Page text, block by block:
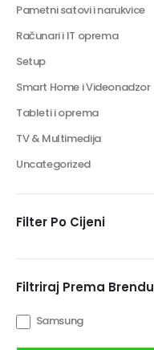
Pametni satovi i narukvice
Računari i IT oprema
Setup
Smart Home i Videonadzor
Tableti i oprema
TV & Multimedija
Uncategorized
Filter Po Cijeni
Filtriraj Prema Brendu
Samsung